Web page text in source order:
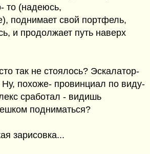
то (надеюсь,
поднимает свой портфель,
и продолжает путь наверх
так не стоялось? Эскалатор-
похоже- провинциал по виду-
сработал - видишь
подниматься?
зарисовка...